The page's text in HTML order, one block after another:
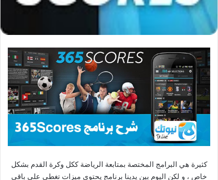
كثيرة هي البرامج المختصة بمتابعة الرياضة ككل وكرة القدم بشكل
خاص ، و لكن اليوم بين يدينا برنامج يحتوي ميزات تغطي على باقي